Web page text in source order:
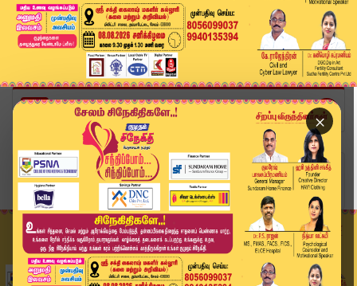
×
Home
வீடியோ ஸ்டோரி
சென்னையில் போலீஸ் ஸ்பெஷல் ஆப்ரேஷன். 34 ரவுடிகள்...